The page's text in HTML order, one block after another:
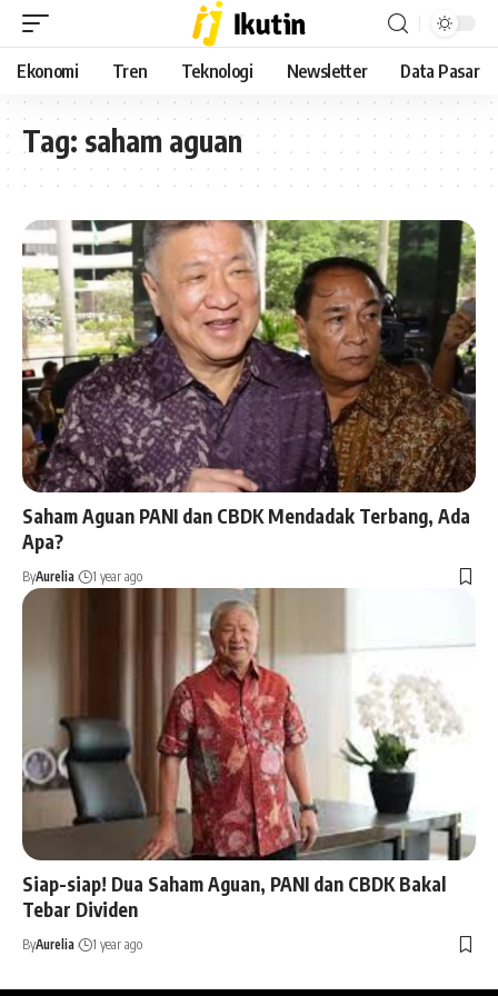
Ekonomi Tren Teknologi Newsletter Data Pasar
Tag: saham aguan
Saham Aguan PANI dan CBDK Mendadak Terbang, Ada
Apa?
ByAurelia 1 year ago
Siap-siap! Dua Saham Aguan, PANI dan CBDK Bakal
Tebar Dividen
ByAurelia 1 year ago